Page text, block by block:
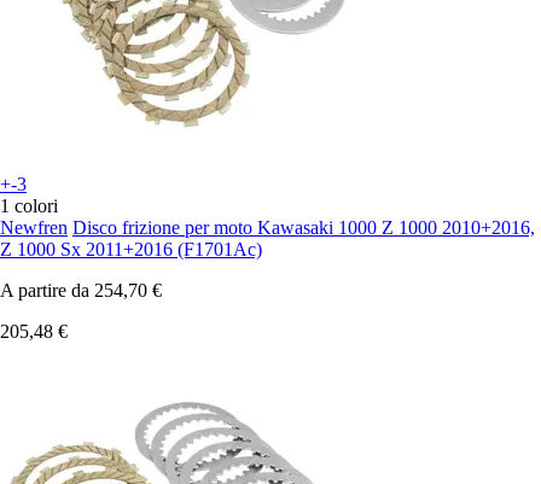
+-3
1 colori
Newfren Disco frizione per moto Kawasaki 1000 Z 1000 2010+2016,
Z 1000 Sx 2011+2016 (F1701Ac)
A partire da 254,70 €
205,48 €